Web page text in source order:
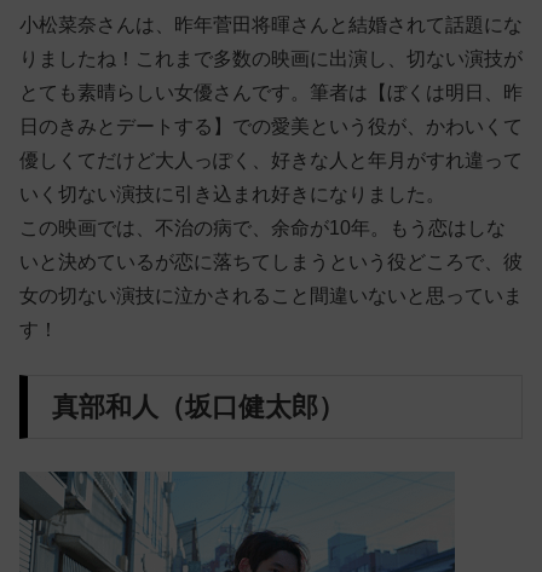
小松菜奈さんは、昨年菅田将暉さんと結婚されて話題にな
りましたね！これまで多数の映画に出演し、切ない演技が
とても素晴らしい女優さんです。筆者は【ぼくは明日、昨
日のきみとデートする】での愛美という役が、かわいくて
優しくてだけど大人っぽく、好きな人と年月がすれ違って
いく切ない演技に引き込まれ好きになりました。
この映画では、不治の病で、余命が10年。もう恋はしな
いと決めているが恋に落ちてしまうという役どころで、彼
女の切ない演技に泣かされること間違いないと思っていま
す！
真部和人（坂口健太郎）